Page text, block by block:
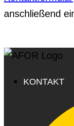
anschließend
KONTAKT